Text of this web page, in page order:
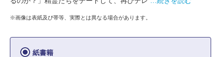
※画像は表紙及び帯等、実際とは異なる場合があります。
紙書籍